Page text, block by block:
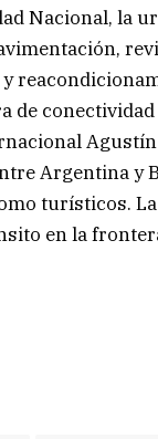
Nacional, la
de conectividad
Argentina y
turísticos.
en la